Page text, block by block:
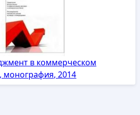
в коммерческом
монография, 2014